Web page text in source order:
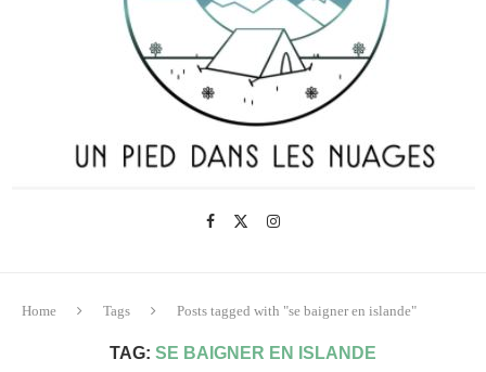
Home Tags Posts tagged with "se baigner en islande"
TAG: SE BAIGNER EN ISLANDE